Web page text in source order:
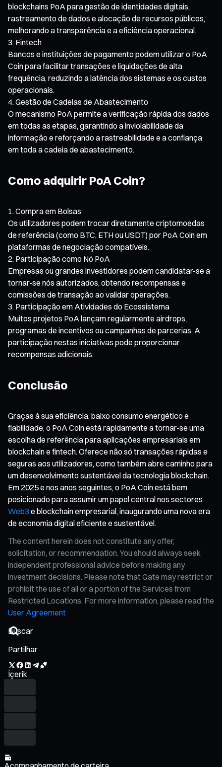
blockchains PoA para gestão de identidades digitais,
rastreamento de dados e alocação de recursos públicos,
melhorando a transparência e a eficiência operacional.
Fintech
Bancos e instituições de pagamento podem utilizar o PoA
Coin para facilitar transações e liquidações de alta
frequência, reduzindo a latência dos sistemas e os custos
operacionais.
Gestão de Cadeias de Abastecimento
O mecanismo PoA permite a verificação rápida dos dados
em todas as etapas, garantindo a inviolabilidade da
informação e reforçando a rastreabilidade e a confiança
em toda a cadeia de abastecimento.
Como adquirir PoA Coin?
Compra em Bolsas
Os utilizadores podem trocar diretamente criptomoedas
de referência (como BTC, ETH ou USDT) por PoA Coin em
plataformas de negociação compatíveis.
Participação como Nó PoA
Empresas ou grandes investidores podem candidatar-se a
tornar-se nós autorizados, obtendo recompensas e
comissões de transação ao validar operações.
Participação em Atividades do Ecossistema
Muitos projetos PoA lançam regularmente airdrops,
programas de incentivos ou campanhas de parcerias. A
participação nestas iniciativas pode proporcionar
recompensas adicionais.
Conclusão
Graças à sua eficiência, baixo consumo energético e
fiabilidade, o PoA Coin está rapidamente a tornar-se uma
escolha de referência para aplicações empresariais em
blockchain e fintech. Oferece não só transações rápidas e
seguras aos utilizadores, como também abre caminho para
um desenvolvimento sustentável da tecnologia blockchain.
Em 2025 e nos anos seguintes, o PoA Coin está bem
posicionado para assumir um papel central nos sectores
Web3 e blockchain empresarial, inaugurando uma nova era
de economia digital eficiente e sustentável.
The content herein does not constitute any offer,
solicitation, or recommendation. You should always seek
independent professional advice before making any
investment decisions. Please note that Gate may restrict or
prohibit the use of all or a portion of the Services from
Restricted Locations. For more information, please read the
User Agreement
Partilhar
İçerik